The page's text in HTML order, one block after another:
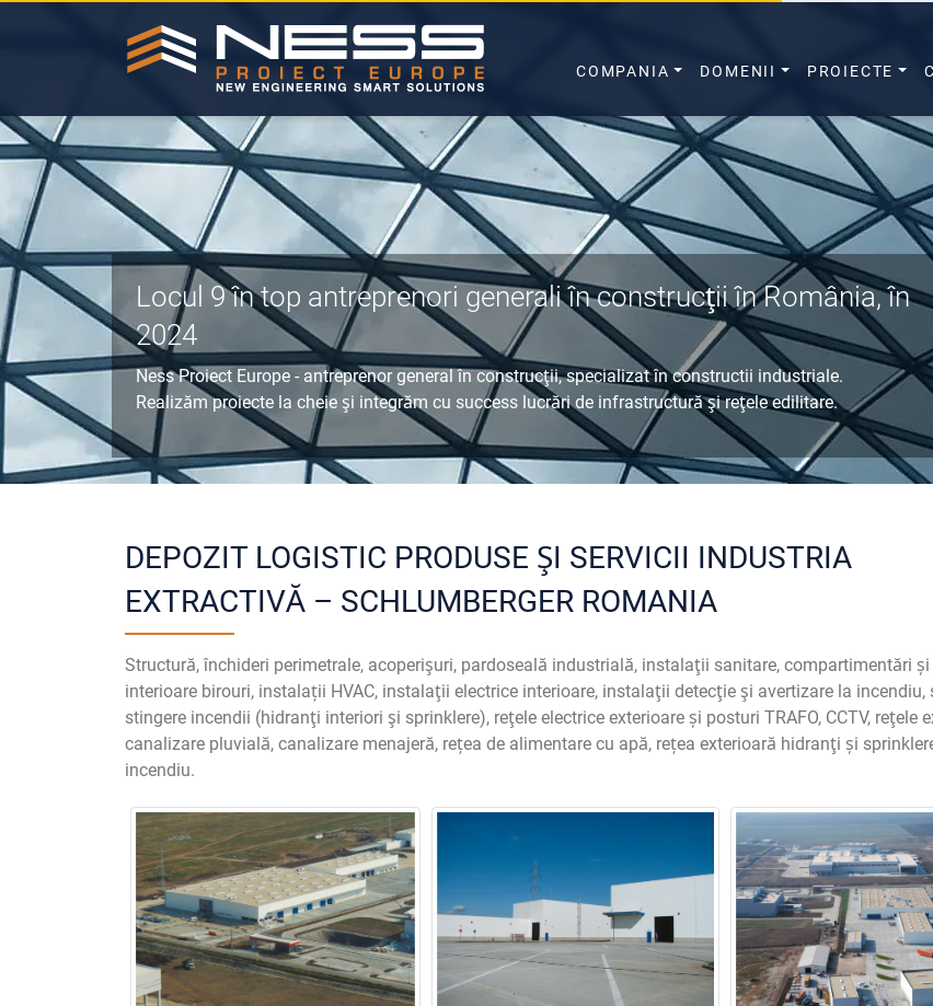
COMPANIA DOMENII PROIECTE
Locul 9 în top antreprenori generali în construcţii în România, în
2024
Ness Proiect Europe - antreprenor general în construcţii, specializat înconstructii industriale.
Realizămproiecte la cheie şi integrăm cu success lucrări de infrastructurăşireţele edilitare.
DEPOZIT LOGISTIC PRODUSE ŞI SERVICII INDUSTRIA
EXTRACTIVĂ – SCHLUMBERGER ROMANIA
Structură, închideri perimetrale, acoperişuri, pardoseală industrială, instalaţii sanitare, compartimentări
interioare birouri, instalații HVAC, instalaţii electrice interioare, instalaţii detecţie şi avertizare la incendiu,
stingere incendii (hidranţi interiori şi sprinklere), reţele electrice exterioare și posturi TRAFO, CCTV, reţele
canalizare pluvială, canalizare menajeră, rețea de alimentare cu apă, rețea exterioară hidranţi și
incendiu.